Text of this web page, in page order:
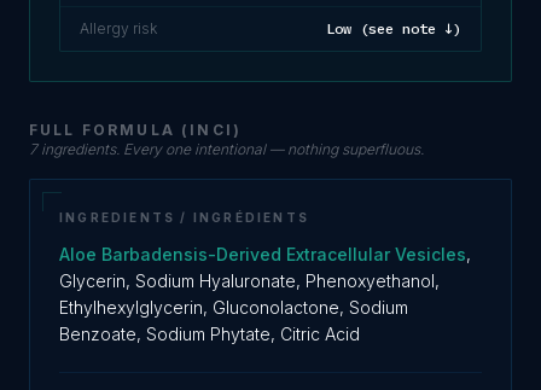
Allergy risk Low (see note ↓)
FULL FORMULA (INCI)
7 ingredients. Every one intentional — nothing superfluous.
INGREDIENTS / INGRÉDIENTS
Aloe Barbadensis-Derived Extracellular Vesicles,
Glycerin, Sodium Hyaluronate, Phenoxyethanol,
Ethylhexylglycerin, Gluconolactone, Sodium
Benzoate, Sodium Phytate, Citric Acid